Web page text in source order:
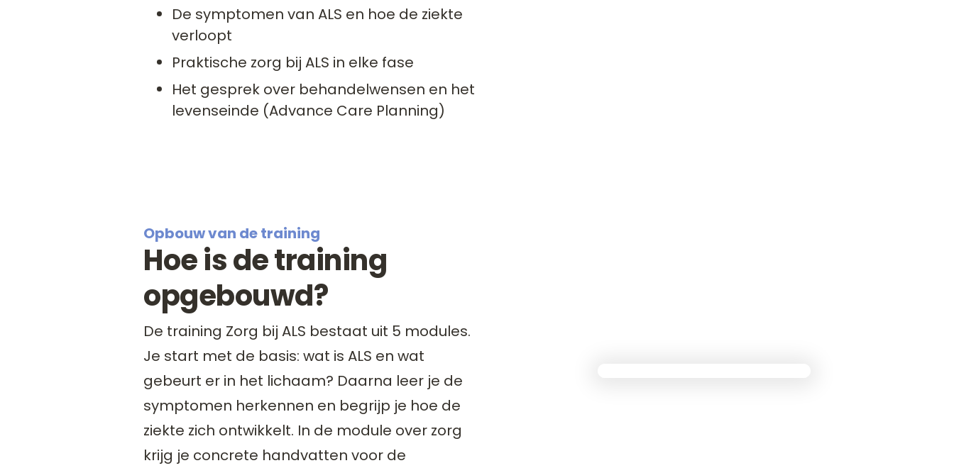
De symptomen van ALS en hoe de ziekte
verloopt
Praktische zorg bij ALS in elke fase
Het gesprek over behandelwensen en het
levenseinde (Advance Care Planning)
Opbouw van de training
Hoe is de training
opgebouwd?
De training Zorg bij ALS bestaat uit 5 modules.
Je start met de basis: wat is ALS en wat
gebeurt er in het lichaam? Daarna leer je de
symptomen herkennen en begrijp je hoe de
ziekte zich ontwikkelt. In de module over zorg
krijg je concrete handvatten voor de